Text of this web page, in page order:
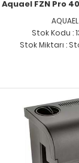
Aquael FZN Pro
AQUAEL
Stok Kodu :
Stok Miktarı :